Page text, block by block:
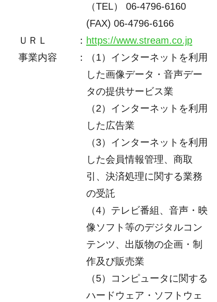
（TEL） 06-4796-6160
(FAX) 06-4796-6166
ＵＲＬ
： https://www.stream.co.jp
事業内容
：
（1）インターネットを利用
した画像データ・音声デー
タの提供サービス業
（2）インターネットを利用
した広告業
（3）インターネットを利用
した会員情報管理、商取
引、決済処理に関する業務
の受託
（4）テレビ番組、音声・映
像ソフト等のデジタルコン
テンツ、出版物の企画・制
作及び販売業
（5）コンピュータに関する
ハードウェア・ソフトウェ